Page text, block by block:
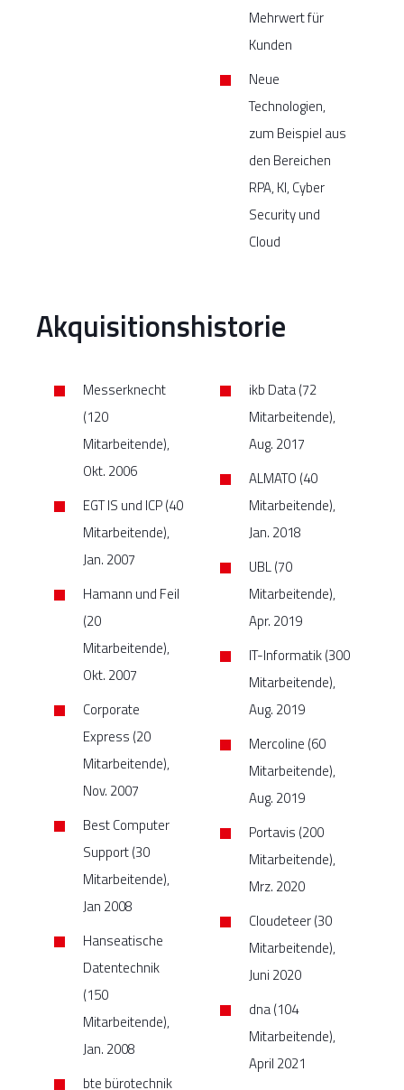
Mehrwert für
Kunden
Neue
Technologien,
zum Beispiel aus
den Bereichen
RPA, KI, Cyber
Security und
Cloud
Akquisitionshistorie
Messerknecht
(120
Mitarbeitende),
Okt. 2006
EGT IS und ICP (40
Mitarbeitende),
Jan. 2007
Hamann und Feil
(20
Mitarbeitende),
Okt. 2007
Corporate
Express (20
Mitarbeitende),
Nov. 2007
Best Computer
Support (30
Mitarbeitende),
Jan 2008
Hanseatische
Datentechnik
(150
Mitarbeitende),
Jan. 2008
bte bürotechnik
ikb Data (72
Mitarbeitende),
Aug. 2017
ALMATO (40
Mitarbeitende),
Jan. 2018
UBL (70
Mitarbeitende),
Apr. 2019
IT-Informatik (300
Mitarbeitende),
Aug. 2019
Mercoline (60
Mitarbeitende),
Aug. 2019
Portavis (200
Mitarbeitende),
Mrz. 2020
Cloudeteer (30
Mitarbeitende),
Juni 2020
dna (104
Mitarbeitende),
April 2021